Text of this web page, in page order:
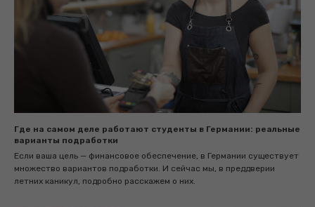
Где на самом деле работают студенты в Германии: реальные
варианты подработки
Если ваша цель — финансовое обеспечение, в Германии существует
множество вариантов подработки. И сейчас мы, в преддверии
летних каникул, подробно расскажем о них.